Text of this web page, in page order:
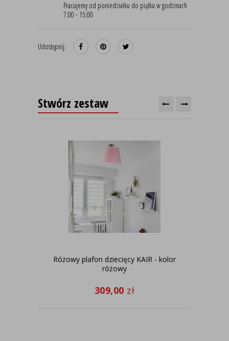
Pracujemy od poniedziałku do piątku w godzinach
7:00 - 15:00
Udostępnij:
Stwórz zestaw
Różowy plafon dziecięcy KAIR - kolor
różowy
309,00 zł